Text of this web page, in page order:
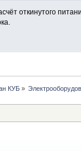
откинутого
КУБ»